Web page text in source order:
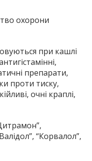
охорони
при кашлі
препарати,
проти тиску,
очні краплі,
“Корвалол”,